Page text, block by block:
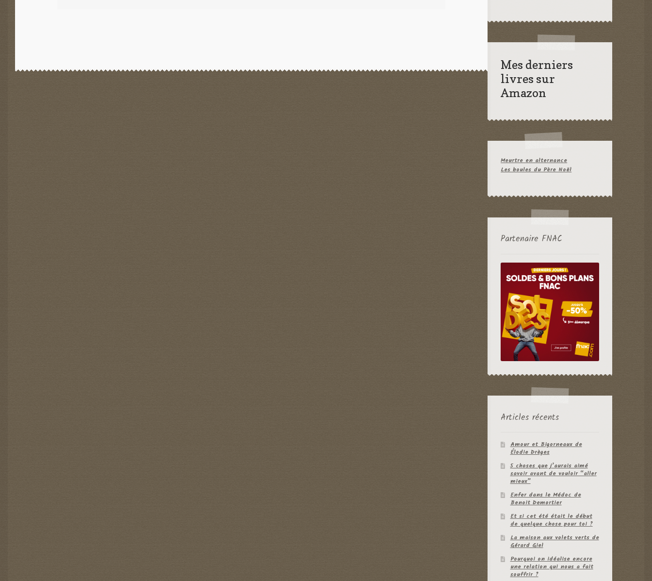
Mes derniers
livres sur
Amazon
Meurtre en alternance
Les boules du Père Noël
Partenaire FNAC
Articles récents
Amour et Bigorneaux de
Élodie Drèges
5 choses que j’aurais aimé
savoir avant de vouloir “aller
mieux”
Enfer dans le Médoc de
Benoit Demortier
Et si cet été était le début
de quelque chose pour toi ?
La maison aux volets verts de
Gérard Giel
Pourquoi on idéalise encore
une relation qui nous a fait
souffrir ?